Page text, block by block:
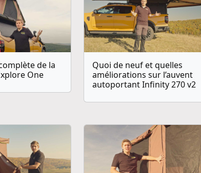
de la
One
Quoi de neuf et quelles
améliorations sur l’auvent
autoportant Infinity 270 v2